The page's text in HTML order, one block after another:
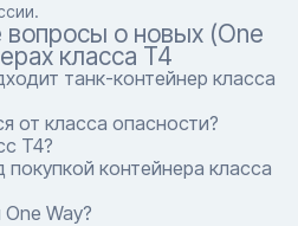
о новых (One
класса T4
танк-контейнер класса
от класса опасности?
T4?
контейнера класса
Way?